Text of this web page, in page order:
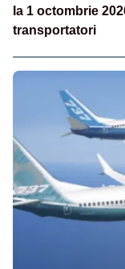
la 1 octombrie
transportatori